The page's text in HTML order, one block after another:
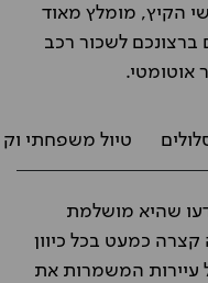
הקיץ, מומלץ מאוד
לשכור רכב
אוטומטי.
טיול משפחתי
שהיא מושלמת
קצרה כמעט בכל כיוון
עיירות המשמרות את